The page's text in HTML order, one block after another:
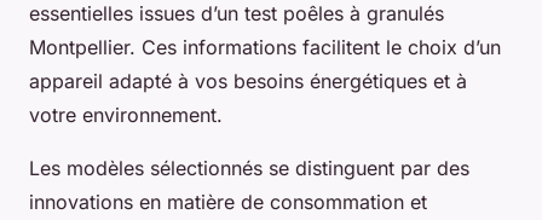
essentielles issues d’un test poêles à granulés
Montpellier. Ces informations facilitent le choix d’un
appareil adapté à vos besoins énergétiques et à
votre environnement.
Les modèles sélectionnés se distinguent par des
innovations en matière de consommation et